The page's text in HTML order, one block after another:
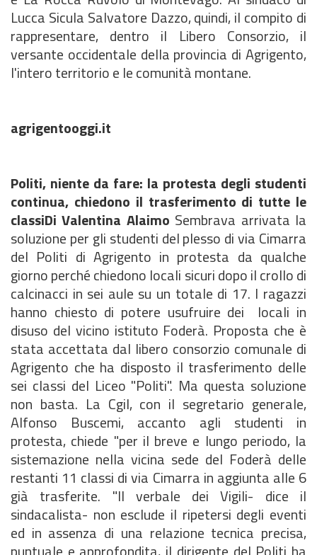
Lucca Sicula Salvatore Dazzo, quindi, il compito di
rappresentare, dentro il Libero Consorzio, il
versante occidentale della provincia di Agrigento,
l'intero territorio e le comunità montane.
agrigentooggi.it
Politi, niente da fare: la protesta degli studenti
continua, chiedono il trasferimento di tutte le
classiDi Valentina Alaimo Sembrava arrivata la
soluzione per gli studenti del plesso di via Cimarra
del Politi di Agrigento in protesta da qualche
giorno perché chiedono locali sicuri dopo il crollo di
calcinacci in sei aule su un totale di 17. I ragazzi
hanno chiesto di potere usufruire dei locali in
disuso del vicino istituto Foderà. Proposta che è
stata accettata dal libero consorzio comunale di
Agrigento che ha disposto il trasferimento delle
sei classi del Liceo "Politi". Ma questa soluzione
non basta. La Cgil, con il segretario generale,
Alfonso Buscemi, accanto agli studenti in
protesta, chiede "per il breve e lungo periodo, la
sistemazione nella vicina sede del Foderà delle
restanti 11 classi di via Cimarra in aggiunta alle 6
già trasferite. "Il verbale dei Vigili- dice il
sindacalista- non esclude il ripetersi degli eventi
ed in assenza di una relazione tecnica precisa,